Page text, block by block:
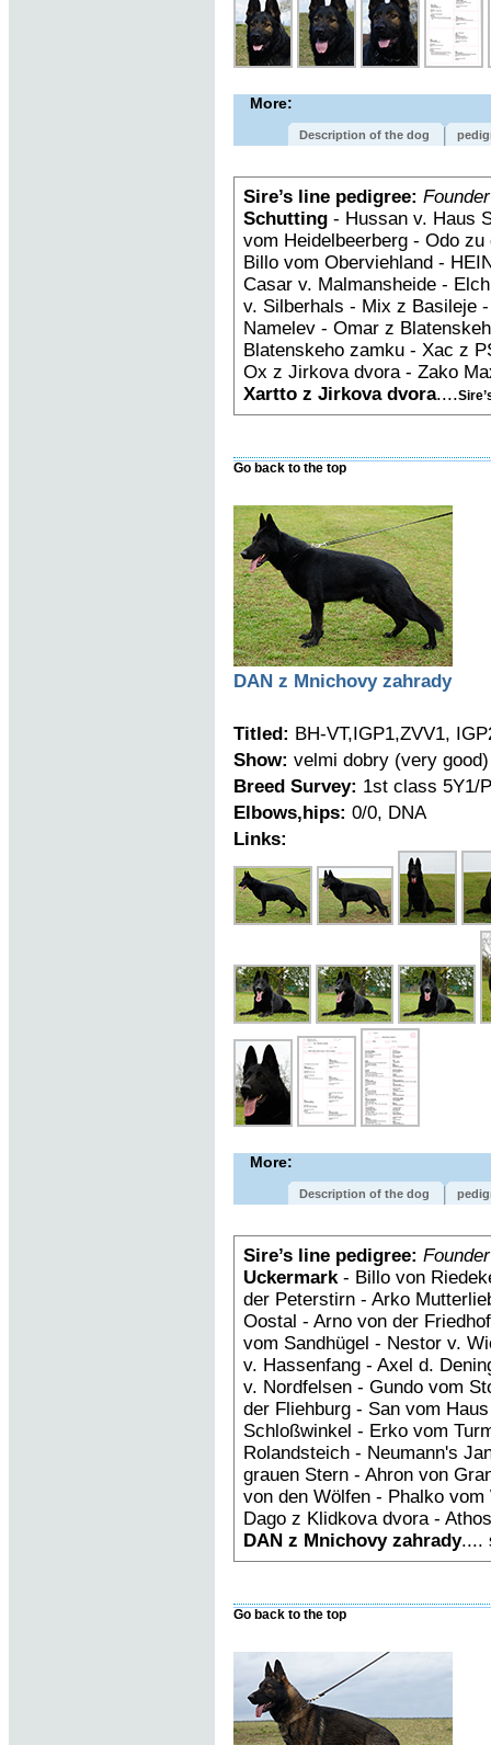
More:
Description of the dog
Sire’s line pedigree: Founder
Schutting - Hussan v. Haus
vom Heidelbeerberg - Odo zu
Billo vom Oberviehland -
Casar v. Malmansheide -
v. Silberhals - Mix z Basileje
Namelev - Omar z
Blatenskeho zamku - Xac z
Ox z Jirkova dvora - Zako
Xartto z Jirkova dvora....
Go back to the top
DAN z Mnichovy zahrady
Titled: BH-VT,IGP1,ZVV1,
Show: velmi dobry (very good)
Breed Survey: 1st class 5Y1/P
Elbows,hips: 0/0, DNA
Links:
More:
Description of the dog
Sire’s line pedigree: Founder
Uckermark- Billo von
der Peterstirn - Arko
Oostal - Arno von der
vom Sandhügel - Nestor v.
v. Hassenfang - Axel d.
v. Nordfelsen - Gundo vom
der Fliehburg - San vom
Schloßwinkel - Erko vom
Rolandsteich - Neumann's
grauen Stern - Ahron von
von den Wölfen - Phalko
Dago z Klidkova dvora -
DAN z Mnichovy zahrady....
Go back to the top